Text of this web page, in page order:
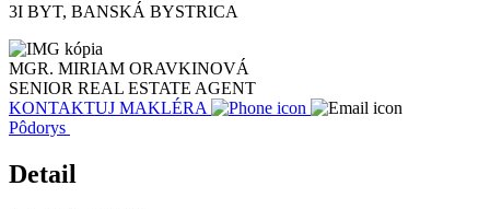
3I BYT, BANSKÁ BYSTRICA
MGR. MIRIAM ORAVKINOVÁ
SENIOR REAL ESTATE AGENT
KONTAKTUJ MAKLÉRA
Pôdorys
Detail